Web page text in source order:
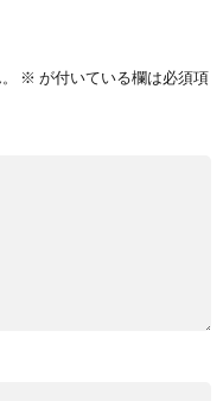
※ が付いている欄は必須項